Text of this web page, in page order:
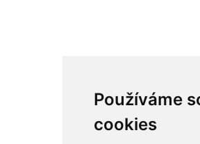
Používáme
cookies